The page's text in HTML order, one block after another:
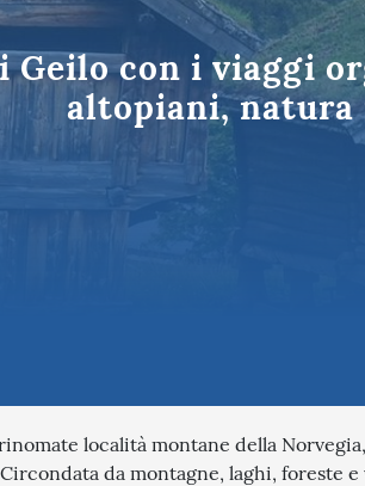
Valle-d-Aosta
Tutte le
Geilo con i viaggi
altopiani, natura
località montane della
da montagne, laghi, foreste